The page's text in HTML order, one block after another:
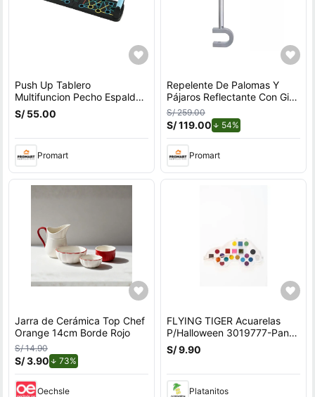
Push Up Tablero
Multifuncion Pecho Espalda
Hombros Triceps
S/ 55.00
Promart
Repelente De Palomas Y
Pájaros Reflectante Con Giro
Por Viento Para Exteriores
Con Soporte en U
S/ 259.00
S/ 119.00 54%de descuento.
Promart
Jarra de Cerámica Top Chef
Orange 14cm Borde Rojo
S/ 14.90
S/ 3.90 73%
Oechsle
FLYING TIGER Acuarelas
P/Halloween 3019777-Pant-
A
S/ 9.90
Platanitos